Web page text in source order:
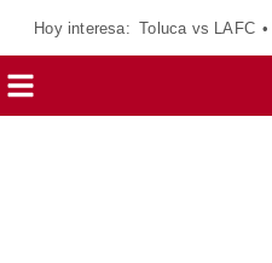
Hoy interesa: Toluca vs LAFC